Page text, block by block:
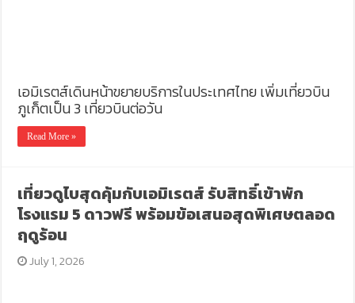
เอมิเรตส์เดินหน้าขยายบริการในประเทศไทย เพิ่มเที่ยวบิน
ภูเก็ตเป็น 3 เที่ยวบินต่อวัน
Read More »
เที่ยวดูไบสุดคุ้มกับเอมิเรตส์ รับสิทธิ์เข้าพัก
โรงแรม 5 ดาวฟรี พร้อมข้อเสนอสุดพิเศษตลอด
ฤดูร้อน
July 1, 2026